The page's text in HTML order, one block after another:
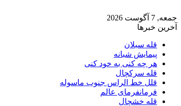
جمعه, 7 آگوست 2026
آخرین خبرها
قله سبلان
پیمایش شبانه
هر چه کنی به خود کنی
قله سرکچال
قلل خط الراس جنوب ماسوله
فرمانفرمای عالم
قله خشچال